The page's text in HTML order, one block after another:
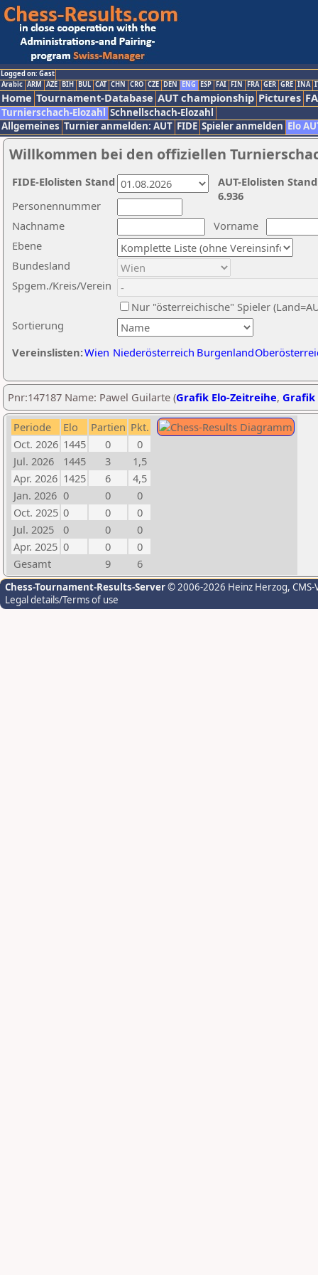
Logged on: Gast
Arabic ARM AZE BIH BUL CAT CHN CRO CZE DEN ENG ESP FAI FIN FRA GER GRE INA
Home Tournament-Database AUT championship Pictures
Turnierschach-Elozahl Schnellschach-Elozahl
Allgemeines Turnier anmelden: AUT FIDE Spieler anmelden Elo
Willkommen bei den offiziellen
Nachname
Vorname
Ebene
Sortierung
Personennummer
Bundesland
Spgem./Kreis/Verein
Nur "österreichische" Spieler
Vereinslisten:Wien Niederösterreich Burgenland
AUT-Elolisten
6.936
FIDE-Elolisten Stand
Pnr:147187 Name: Pawel Guilarte (Grafik Elo-Zeitreihe, Grafik
Periode Elo Partien Pkt.
Oct. 2026 1445 0
0
Jul. 2026
1445 3
1,5
Apr. 2026 1425 6
4,5
Jan. 2026 0 0
0
Oct. 2025 0 0
0
Jul. 2025
0 0
0
Apr. 2025 0 0
0
Gesamt
9 6
Chess-Tournament-Results-Server© 2006-2026 Heinz Herzog,
Legal details/Terms of use